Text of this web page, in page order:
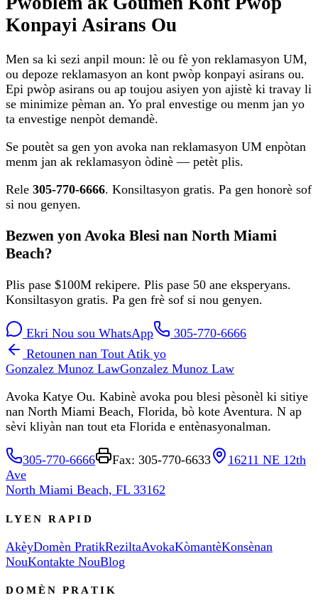
Konpayi Asirans Ou
Men sa ki sezi anpil moun: lè ou fè yon reklamasyon UM,
ou depoze reklamasyon an kont pwòp konpayi asirans ou.
Epi pwòp asirans ou ap toujou asiyen yon ajistè ki travay li
se minimize pèman an. Yo pral envestige ou menm jan yo
ta envestige nenpòt demandè.
Se poutèt sa gen yon avoka nan reklamasyon UM enpòtan
menm jan ak reklamasyon òdinè — petèt plis.
Rele 305-770-6666. Konsiltasyon gratis. Pa gen honorè sof
si nou genyen.
Bezwen yon Avoka Blesi nan North Miami
Beach?
Plis pase $100M rekipere. Plis pase 50 ane eksperyans.
Konsiltasyon gratis. Pa gen frè sof si nou genyen.
Ekri Nou sou WhatsApp
305-770-6666
Retounen nan Tout Atik yo
Gonzalez Munoz LawGonzalez Munoz Law
Avoka Katye Ou. Kabinè avoka pou blesi pèsonèl ki sitiye
nan North Miami Beach, Florida, bò kote Aventura. N ap
sèvi kliyàn nan tout eta Florida e entènasyonalman.
305-770-6666 Fax: 305-770-6633
16211 NE 12th
Ave
North Miami Beach, FL 33162
LYEN RAPID
AkèyDomèn PratikReziltaAvokaKòmantèKonsènan
NouKontakte NouBlog
DOMÈN PRATIK